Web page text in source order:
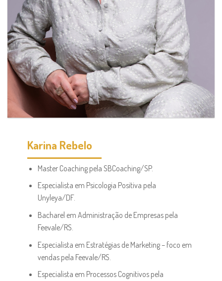
Karina Rebelo
Master Coaching pela SBCoaching/SP.
Especialista em Psicologia Positiva pela
Unyleya/DF.
Bacharel em Administração de Empresas pela
Feevale/RS.
Especialista em Estratégias de Marketing – foco em
vendas pela Feevale/RS.
Especialista em Processos Cognitivos pela